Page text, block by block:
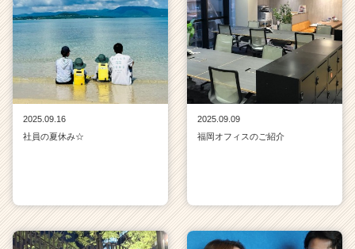
2025.09.16
社員の夏休み☆
2025.09.09
福岡オフィスのご紹介